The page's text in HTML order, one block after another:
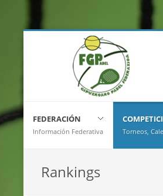
FEDERACIÓN
Información Federativa Torneos,
Rankings